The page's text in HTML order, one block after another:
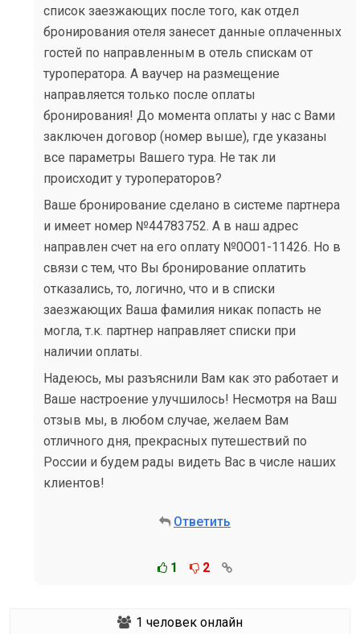
список заезжающих после того, как отдел
бронирования отеля занесет данные оплаченных
гостей по направленным в отель спискам от
туроператора. А ваучер на размещение
направляется только после оплаты
бронирования! До момента оплаты у нас с Вами
заключен договор (номер выше), где указаны
все параметры Вашего тура. Не так ли
происходит у туроператоров?
Ваше бронирование сделано в системе партнера
и имеет номер №44783752. А в наш адрес
направлен счет на его оплату №0О01-11426. Но в
связи с тем, что Вы бронирование оплатить
отказались, то, логично, что и в списки
заезжающих Ваша фамилия никак попасть не
могла, т.к. партнер направляет списки при
наличии оплаты.
Надеюсь, мы разъяснили Вам как это работает и
Ваше настроение улучшилось! Несмотря на Ваш
отзыв мы, в любом случае, желаем Вам
отличного дня, прекрасных путешествий по
России и будем рады видеть Вас в числе наших
клиентов!
Ответить
1 2
1 человек онлайн